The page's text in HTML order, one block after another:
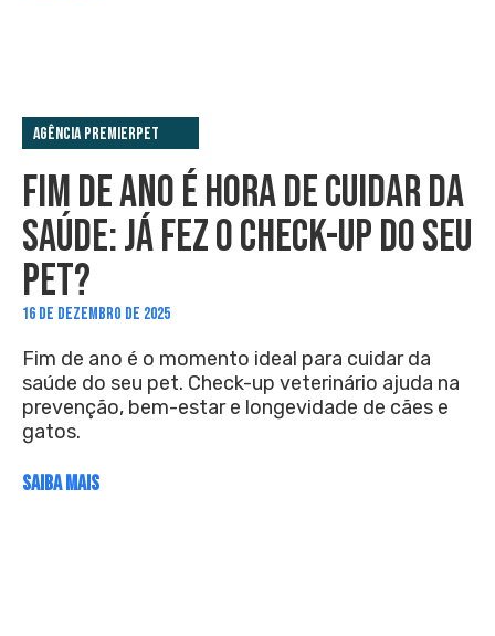
Agência PremieRpet
FIM DE ANO É HORA DE CUIDAR DA
SAÚDE: JÁ FEZ O CHECK-UP DO SEU
PET?
16 DE DEZEMBRO DE 2025
Fim de ano é o momento ideal para cuidar da
saúde do seu pet. Check-up veterinário ajuda na
prevenção, bem-estar e longevidade de cães e
gatos.
SAIBA MAIS